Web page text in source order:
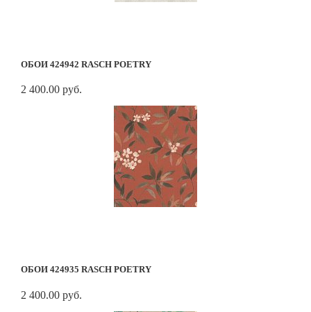
ОБОИ 424942 RASCH POETRY
2 400.00 руб.
ОБОИ 424935 RASCH POETRY
2 400.00 руб.